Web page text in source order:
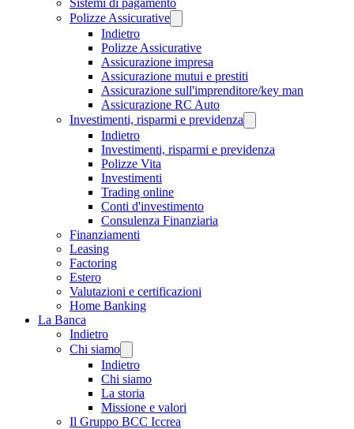
Sistemi di pagamento
Polizze Assicurative
Indietro
Polizze Assicurative
Assicurazione impresa
Assicurazione mutui e prestiti
Assicurazione sull'imprenditore/key man
Assicurazione RC Auto
Investimenti, risparmi e previdenza
Indietro
Investimenti, risparmi e previdenza
Polizze Vita
Investimenti
Trading online
Conti d'investimento
Consulenza Finanziaria
Finanziamenti
Leasing
Factoring
Estero
Valutazioni e certificazioni
Home Banking
La Banca
Indietro
Chi siamo
Indietro
Chi siamo
La storia
Missione e valori
Il Gruppo BCC Iccrea